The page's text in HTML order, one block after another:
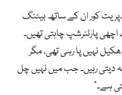
کور ان کے ساتھ بیٹنگ
پارٹنرشپ چاہتی تھیں۔
نہیں پا رہی تھی، مگر
دیتی رہیں۔ جب میں نہیں چل
ہے۔”